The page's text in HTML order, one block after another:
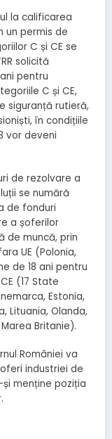
la calificarea
un permis de
C și CE se
solicită
pentru
C și CE,
siguranță rutieră,
în condițiile
vor deveni
de rezolvare a
se numără
de fonduri
a șoferilor
de muncă, prin
UE (Polonia,
de 18 ani pentru
(17 State
Estonia,
Lituania, Olanda,
Britanie).
României va
industriei de
menține poziția